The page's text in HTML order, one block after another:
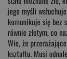
jego myśli
komunikuje się bez
równie złotym, co
Wie, że
kształtu. Musi